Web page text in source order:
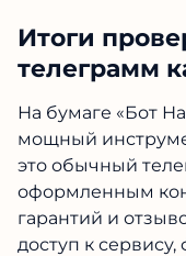
Итоги
телеграмм
На бумаге «Бот
мощный
это обычный
оформленным
гарантий и
доступ к сервису,